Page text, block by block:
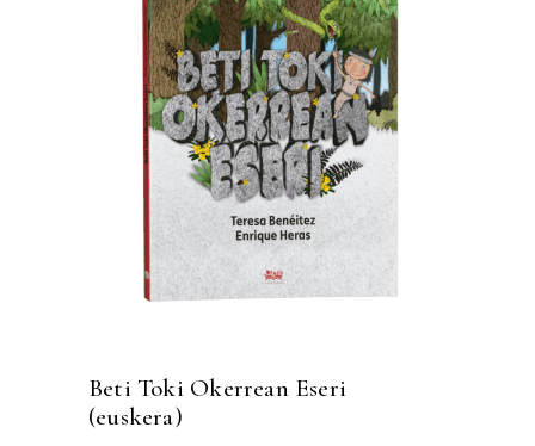
Beti Toki Okerrean Eseri
(euskera)